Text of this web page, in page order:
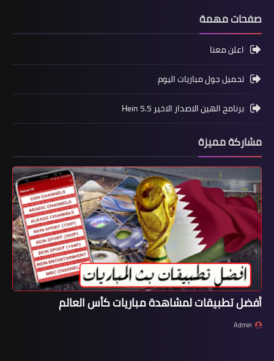
صفحات مهمة
اعلن معنا
تحميل جول مباريات اليوم
برنامج الهين الاصدار الاخير Hein 5.5
مشاركة مميزة
أفضل تطبيقات لمشاهدة مباريات كأس العالم
Admin